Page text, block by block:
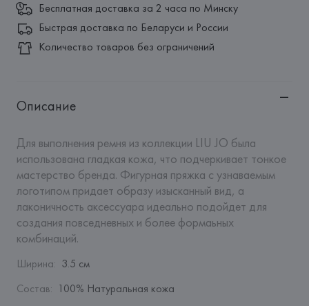
Бесплатная доставка за 2 часа по Минску
Быстрая доставка по Беларуси и России
Количество товаров без ограничений
Описание
Для выполнения ремня из коллекции LIU JO была
использована гладкая кожа, что подчеркивает тонкое
мастерство бренда. Фигурная пряжка с узнаваемым
логотипом придает образу изысканный вид, а
лаконичность аксессуара идеально подойдет для
создания повседневных и более формаьных
комбинаций.
Ширина: 3.5 см
Состав: 100% Натуральная кожа